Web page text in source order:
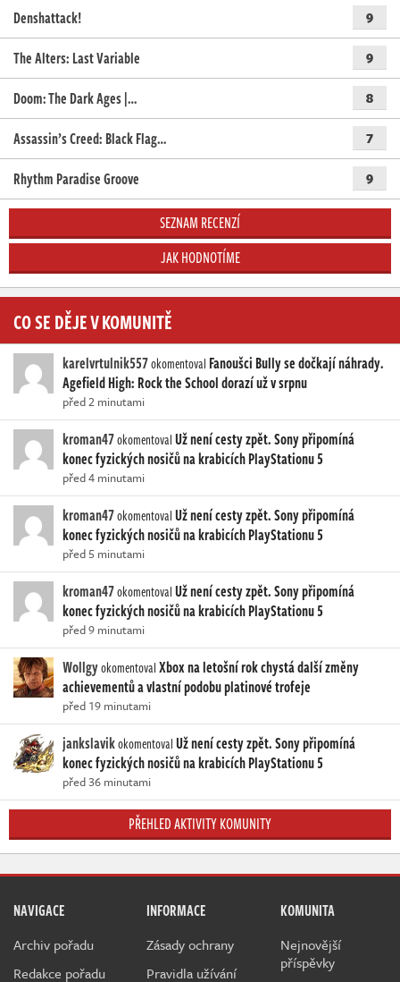
Denshattack! 9
The Alters: Last Variable 9
Doom: The Dark Ages |… 8
Assassin’s Creed: Black Flag… 7
Rhythm Paradise Groove 9
SEZNAM RECENZÍ
JAK HODNOTÍME
CO SE DĚJE V KOMUNITĚ
karelvrtulnik557okomentoval Fanoušci Bully se dočkají náhrady.
Agefield High: Rock the School dorazí už v srpnu
před 2 minutami
kroman47okomentovalUž není cesty zpět. Sony připomíná
konec fyzických nosičů na krabicích PlayStationu 5
před 4 minutami
kroman47okomentovalUž není cesty zpět. Sony připomíná
konec fyzických nosičů na krabicích PlayStationu 5
před 5 minutami
kroman47okomentovalUž není cesty zpět. Sony připomíná
konec fyzických nosičů na krabicích PlayStationu 5
před 9 minutami
WollgyokomentovalXbox na letošní rok chystá další změny
achievementů a vlastní podobu platinové trofeje
před 19 minutami
jankslavikokomentovalUž není cesty zpět. Sony připomíná
konec fyzických nosičů na krabicích PlayStationu 5
před 36 minutami
PŘEHLED AKTIVITY KOMUNITY
NAVIGACE
Archiv pořadu
Redakce pořadu
INFORMACE
Zásady ochrany
Pravidla užívání
KOMUNITA
Nejnovější
příspěvky